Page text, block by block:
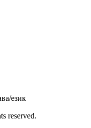
език
reserved.